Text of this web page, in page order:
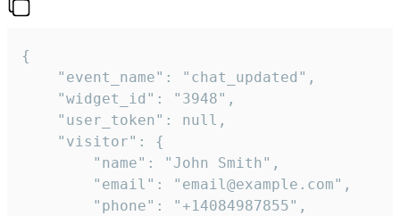
{
    "event_name": "chat_updated",
    "widget_id": "3948",
    "user_token": null,
    "visitor": {
        "name": "John Smith",
        "email": "email@example.com",
        "phone": "+14084987855",